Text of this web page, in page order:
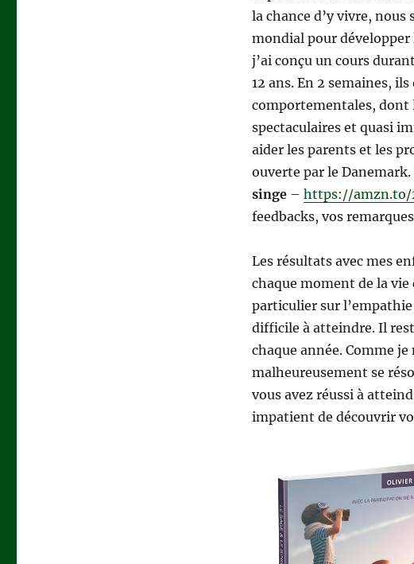
la chance d’y vivre,
mondial pour développer
j’ai conçu un cours
12 ans. En 2 semaines,
comportementales, dont
spectaculaires et quasi
aider les parents et les
ouverte par le
singe– https://amzn.to/
feedbacks, vos
Les résultats avec mes
chaque moment de la
particulier sur
difficile à atteindre. Il
chaque année. Comme
malheureusement se
vous avez réussi à
impatient de découvrir